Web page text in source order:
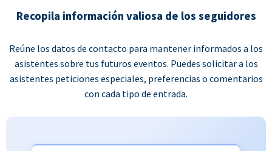
Recopila información valiosa de los seguidores
Reúne los datos de contacto para mantener informados a los
asistentes sobre tus futuros eventos. Puedes solicitar a los
asistentes peticiones especiales, preferencias o comentarios
con cada tipo de entrada.